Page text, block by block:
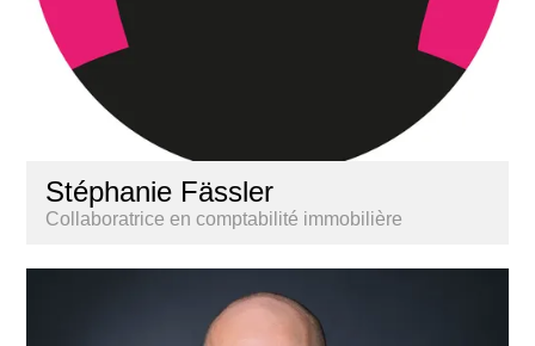
Stéphanie Fässler
Collaboratrice en comptabilité immobilière